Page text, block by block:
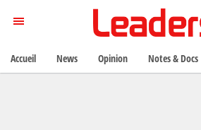
Accueil News Opinion Notes & Docs